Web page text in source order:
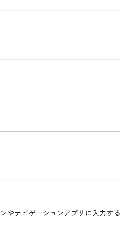
やナビゲーションアプリに入力する